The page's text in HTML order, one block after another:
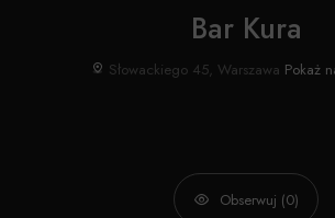
Bar Kura
Słowackiego 45, Warszawa Pokaż
Obserwuj (0)